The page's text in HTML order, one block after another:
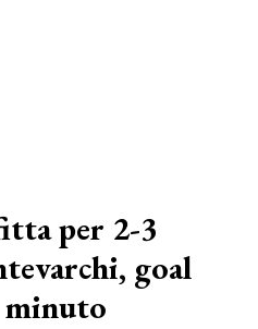
per 2-3
goal
minuto